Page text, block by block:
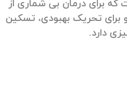
که برای درمان بی شماری از
تحریک بهبودی، تسکین
دارد.